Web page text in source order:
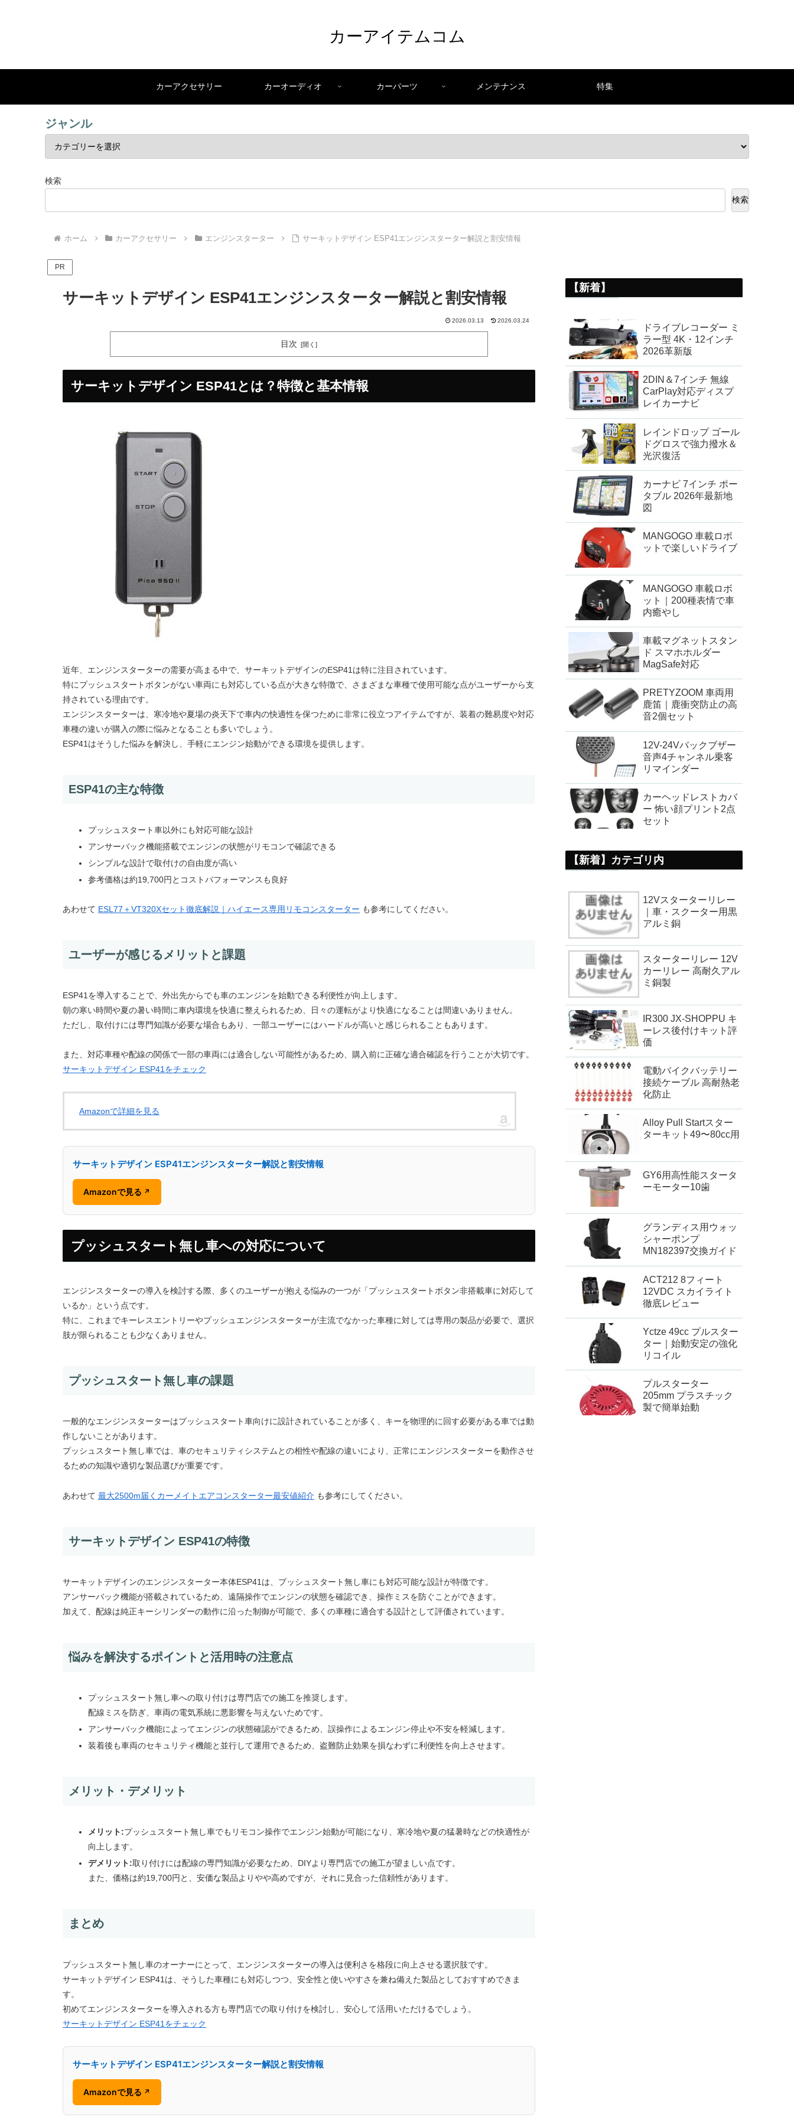
カーアイテムコム
カーアクセサリー カーオーディオ カーパーツ メンテナンス 特集
ジャンル
検索
検索
ホーム カーアクセサリー エンジンスターター サーキットデザイン ESP41エンジンスターター解説と割安情報
PR
サーキットデザイン ESP41エンジンスターター解説と割安情報
2026.03.13 2026.03.24
目次
サーキットデザイン ESP41とは？特徴と基本情報
近年、エンジンスターターの需要が高まる中で、サーキットデザインのESP41は特に注目されています。
特にプッシュスタートボタンがない車両にも対応している点が大きな特徴で、さまざまな車種で使用可能な点がユーザーから支
持されている理由です。
エンジンスターターは、寒冷地や夏場の炎天下で車内の快適性を保つために非常に役立つアイテムですが、装着の難易度や対応
車種の違いが購入の際に悩みとなることも多いでしょう。
ESP41はそうした悩みを解決し、手軽にエンジン始動ができる環境を提供します。
ESP41の主な特徴
プッシュスタート車以外にも対応可能な設計
アンサーバック機能搭載でエンジンの状態がリモコンで確認できる
シンプルな設計で取付けの自由度が高い
参考価格は約19,700円とコストパフォーマンスも良好
あわせて ESL77＋VT320Xセット徹底解説｜ハイエース専用リモコンスターター も参考にしてください。
ユーザーが感じるメリットと課題
ESP41を導入することで、外出先からでも車のエンジンを始動できる利便性が向上します。
朝の寒い時間や夏の暑い時間に車内環境を快適に整えられるため、日々の運転がより快適になることは間違いありません。
ただし、取付けには専門知識が必要な場合もあり、一部ユーザーにはハードルが高いと感じられることもあります。
また、対応車種や配線の関係で一部の車両には適合しない可能性があるため、購入前に正確な適合確認を行うことが大切です。
サーキットデザイン ESP41をチェック
Amazonで詳細を見る
サーキットデザイン ESP41エンジンスターター解説と割安情報
Amazonで見る ↗
プッシュスタート無し車への対応について
エンジンスターターの導入を検討する際、多くのユーザーが抱える悩みの一つが「プッシュスタートボタン非搭載車に対応して
いるか」という点です。
特に、これまでキーレスエントリーやプッシュエンジンスターターが主流でなかった車種に対しては専用の製品が必要で、選択
肢が限られることも少なくありません。
プッシュスタート無し車の課題
一般的なエンジンスターターはプッシュスタート車向けに設計されていることが多く、キーを物理的に回す必要がある車では動
作しないことがあります。
プッシュスタート無し車では、車のセキュリティシステムとの相性や配線の違いにより、正常にエンジンスターターを動作させ
るための知識や適切な製品選びが重要です。
あわせて 最大2500m届くカーメイトエアコンスターター最安値紹介 も参考にしてください。
サーキットデザイン ESP41の特徴
サーキットデザインのエンジンスターター本体ESP41は、プッシュスタート無し車にも対応可能な設計が特徴です。
アンサーバック機能が搭載されているため、遠隔操作でエンジンの状態を確認でき、操作ミスを防ぐことができます。
加えて、配線は純正キーシリンダーの動作に沿った制御が可能で、多くの車種に適合する設計として評価されています。
悩みを解決するポイントと活用時の注意点
プッシュスタート無し車への取り付けは専門店での施工を推奨します。
配線ミスを防ぎ、車両の電気系統に悪影響を与えないためです。
アンサーバック機能によってエンジンの状態確認ができるため、誤操作によるエンジン停止や不安を軽減します。
装着後も車両のセキュリティ機能と並行して運用できるため、盗難防止効果を損なわずに利便性を向上させます。
メリット・デメリット
メリット:プッシュスタート無し車でもリモコン操作でエンジン始動が可能になり、寒冷地や夏の猛暑時などの快適性が
向上します。
デメリット:取り付けには配線の専門知識が必要なため、DIYより専門店での施工が望ましい点です。
また、価格は約19,700円と、安価な製品よりやや高めですが、それに見合った信頼性があります。
まとめ
プッシュスタート無し車のオーナーにとって、エンジンスターターの導入は便利さを格段に向上させる選択肢です。
サーキットデザイン ESP41は、そうした車種にも対応しつつ、安全性と使いやすさを兼ね備えた製品としておすすめできま
す。
初めてエンジンスターターを導入される方も専門店での取り付けを検討し、安心して活用いただけるでしょう。
サーキットデザイン ESP41をチェック
サーキットデザイン ESP41エンジンスターター解説と割安情報
Amazonで見る ↗
【新着】
ドライブレコーダー ミ
ラー型 4K・12インチ
2026革新版
2DIN＆7インチ 無線
CarPlay対応ディスプ
レイカーナビ
レインドロップ ゴール
ドグロスで強力撥水＆
光沢復活
カーナビ 7インチ ポー
タブル 2026年最新地
図
MANGOGO 車載ロボ
ットで楽しいドライブ
MANGOGO 車載ロボ
ット｜200種表情で車
内癒やし
車載マグネットスタン
ド スマホホルダー
MagSafe対応
PRETYZOOM 車両用
鹿笛｜鹿衝突防止の高
音2個セット
12V-24Vバックブザー
音声4チャンネル乗客
リマインダー
カーヘッドレストカバ
ー 怖い顔プリント2点
セット
【新着】カテゴリ内
12Vスターターリレー
｜車・スクーター用黒
アルミ銅
スターターリレー 12V
カーリレー 高耐久アル
ミ銅製
IR300 JX-SHOPPU キ
ーレス後付けキット評
価
電動バイクバッテリー
接続ケーブル 高耐熱老
化防止
Alloy Pull Startスター
ターキット49〜80cc用
GY6用高性能スタータ
ーモーター10歯
グランディス用ウォッ
シャーポンプ
MN182397交換ガイド
ACT212 8フィート
12VDC スカイライト
徹底レビュー
Yctze 49cc プルスター
ター｜始動安定の強化
リコイル
プルスターター
205mm プラスチック
製で簡単始動